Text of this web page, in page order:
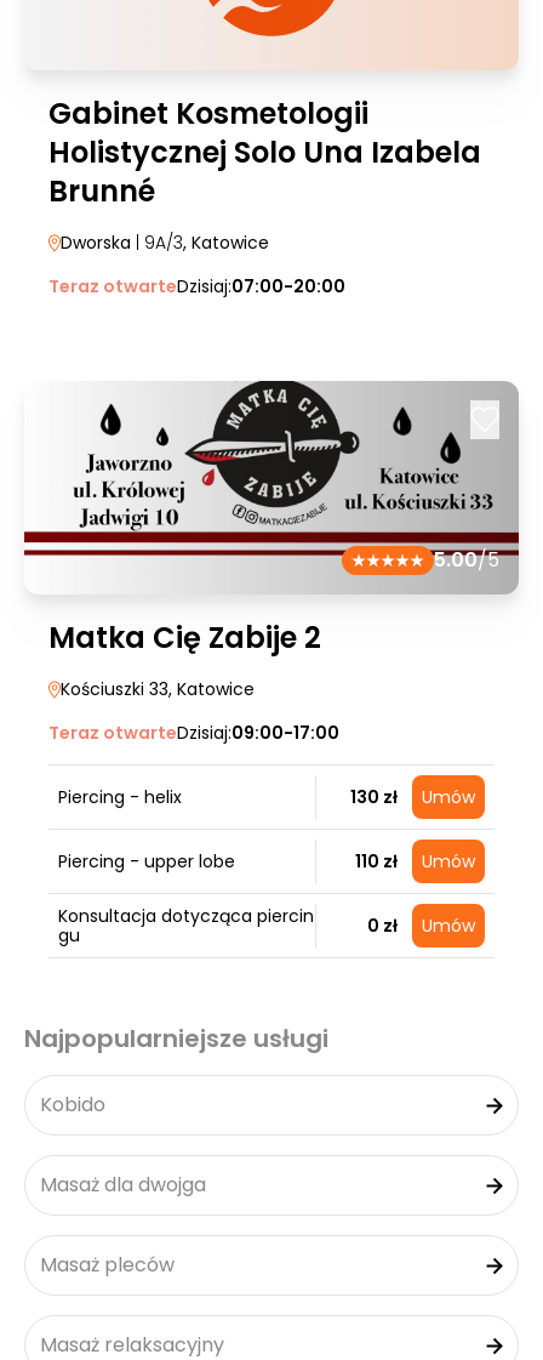
Gabinet Kosmetologii
Holistycznej Solo Una Izabela
Brunné
Dworska | 9A/3, Katowice
Teraz otwarteDzisiaj:07:00-20:00
5.00/5
Matka Cię Zabije 2
Kościuszki 33, Katowice
Teraz otwarteDzisiaj:09:00-17:00
Piercing - helix 130 zł Umów
Piercing - upper lobe 110 zł Umów
Konsultacja dotycząca piercin
gu
0 zł Umów
Najpopularniejsze usługi
Kobido
Masaż dla dwojga
Masaż pleców
Masaż relaksacyjny